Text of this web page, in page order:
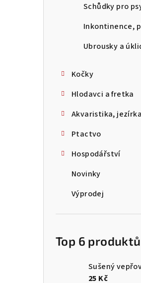
Schůdky pro
Inkontinence,
Ubrousky a
Kočky
Hlodavci a fretka
Akvaristika,
Ptactvo
Hospodářství
Novinky
Výprodej
Top 6 produktů
Sušený
25 Kč